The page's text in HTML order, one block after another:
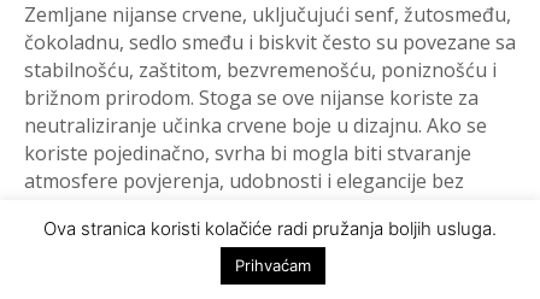
Zemljane nijanse crvene, uključujući senf, žutosmeđu,
čokoladnu, sedlo smeđu i biskvit često su povezane sa
stabilnošću, zaštitom, bezvremenošću, poniznošću i
brižnom prirodom. Stoga se ove nijanse koriste za
neutraliziranje učinka crvene boje u dizajnu. Ako se
koriste pojedinačno, svrha bi mogla biti stvaranje
atmosfere povjerenja, udobnosti i elegancije bez
Ova stranica koristi kolačiće radi pružanja boljih usluga.
Prihvaćam